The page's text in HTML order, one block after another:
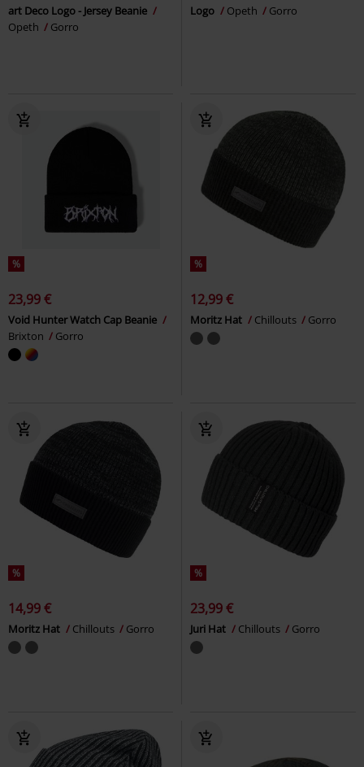
art Deco Logo - Jersey Beanie
Opeth
Gorro
Logo Opeth Gorro
%
23,99 €
Void Hunter Watch Cap Beanie
Brixton
Gorro
%
12,99 €
Moritz Hat Chillouts Gorro
%
14,99 €
Moritz Hat Chillouts Gorro
%
23,99 €
Juri Hat Chillouts Gorro